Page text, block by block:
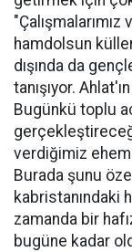
hamdolsun
dışında da
tanışıyor.
Bugünkü toplu
verdiğimiz
Burada şunu
kabristanındaki
zamanda bir
bugüne kadar